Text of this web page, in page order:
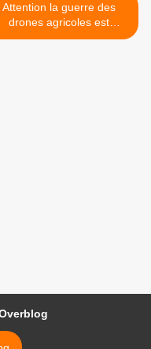
Attention la guerre des
drones agricoles est
: qu’en sera-t-il